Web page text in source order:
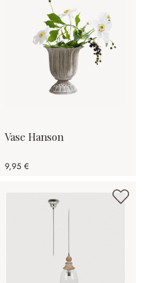
Vase Hanson
9,95 €